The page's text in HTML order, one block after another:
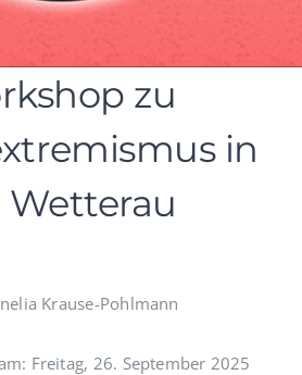
zu
in
Wetterau
Krause-Pohlmann
Freitag, 26. September 2025